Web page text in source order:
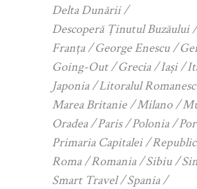
Delta Dunării
Descoperă Ținutul Buzăului
Franța
George Enescu
Going-Out
Grecia Iași
Japonia
Litoralul Romanesc
Marea Britanie
Milano
Oradea
Paris Polonia
Primaria Capitalei
Roma
Romania Sibiu
Smart Travel
Spania